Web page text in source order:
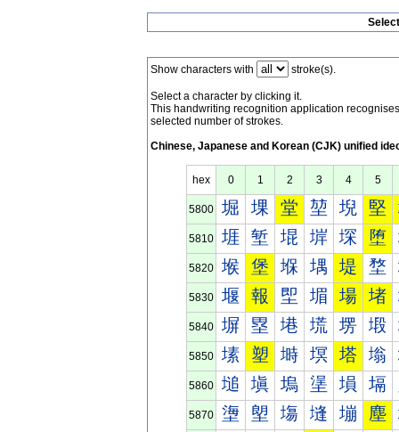
Show characters with stroke(s).
Select a character by clicking it.
This handwriting recognition application
selected number of strokes.
Chinese, Japanese and Korean (CJK) unified
hex 0 1 2 3 4 5
5800 堀 堁 堂 堃 堄 堅
5810 堐 堑 堒 堓 堔 堕
5820 堠 堡 堢 堣 堤 堥
5830 堰 報 堲 堳 場 堵
5840 塀 塁 塂 塃 塄 塅
5850 塐 塑 塒 塓 塔 塕
5860 塠 塡 塢 塣 塤 塥
5870 塰 塱 塲 塳 塴 塵